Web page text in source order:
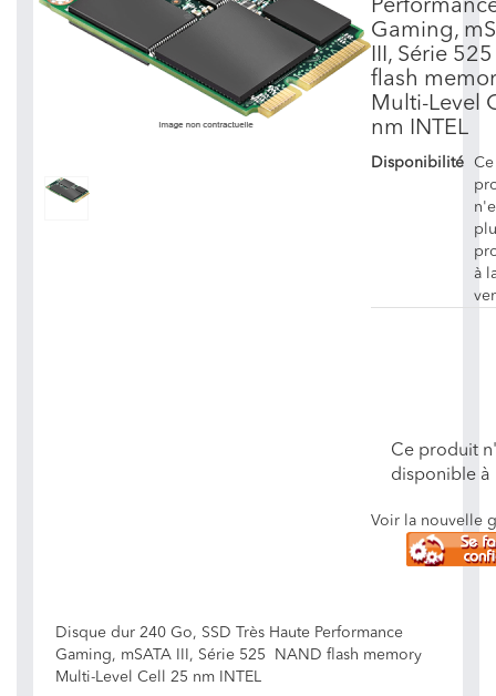
Gaming,
III, Série
flash
Multi-Level
nm INTEL
Disponibilité
Ce
à
Ce produit
disponible à
Voir la nouvelle
Disque dur 240 Go, SSD Très Haute Performance
Gaming, mSATA III, Série 525 NAND flash memory
Multi-Level Cell 25 nm INTEL